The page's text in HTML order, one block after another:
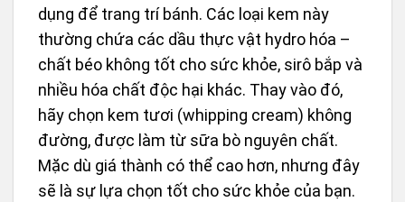
dụng để trang trí bánh. Các loại kem này
thường chứa các dầu thực vật hydro hóa –
chất béo không tốt cho sức khỏe, sirô bắp và
nhiều hóa chất độc hại khác. Thay vào đó,
hãy chọn kem tươi (whipping cream) không
đường, được làm từ sữa bò nguyên chất.
Mặc dù giá thành có thể cao hơn, nhưng đây
sẽ là sự lựa chọn tốt cho sức khỏe của bạn.